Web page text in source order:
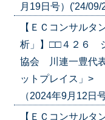
月19日号）('24/09/
【ＥＣコンサルタ
析」】□□４２６
協会 川連一豊代
ットプレイス」>
（2024年9月12日
【ＥＣコンサルタ